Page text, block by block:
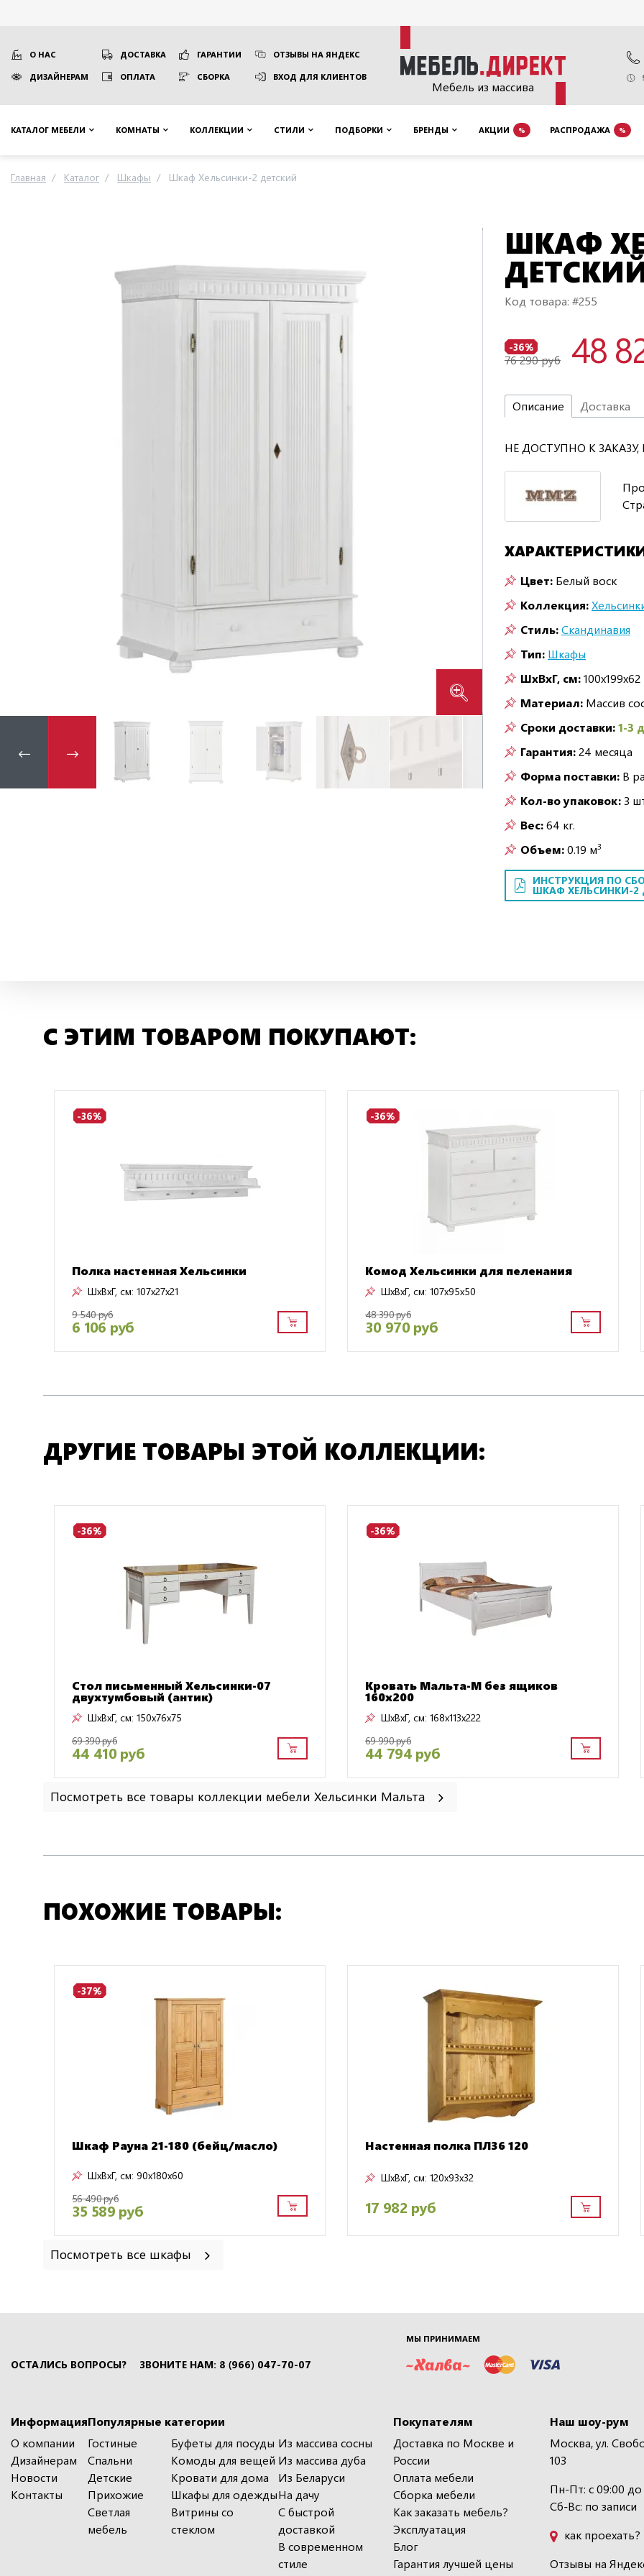
Мебель из массива
О НАС ДОСТАВКА ГАРАНТИИ ОТЗЫВЫ НА ЯНДЕКС
ДИЗАЙНЕРАМ ОПЛАТА СБОРКА ВХОД ДЛЯ КЛИЕНТОВ
КАТАЛОГ МЕБЕЛИ КОМНАТЫ КОЛЛЕКЦИИ СТИЛИ ПОДБОРКИ БРЕНДЫ АКЦИИ % РАСПРОДАЖА %
Главная Каталог Шкафы Шкаф Хельсинки-2 детский
ШКАФ
Код товара: #255
-36%
76 290 руб 48
Описание Доставка
НЕ ДОСТУПНО К
Цвет: Белый воск
Коллекция:
Стиль:Скандинавия
Тип: Шкафы
ШxВxГ, см:100x199x62
Материал: Массив
Сроки доставки:1-3
Гарантия:24 месяца
Форма поставки: В
Кол-во упаковок:3
Вес:64 кг.
Объем:0.19 м3
ИНСТРУКЦИЯ ПО
ШКАФ ХЕЛЬСИНКИ-2
С ЭТИМ ТОВАРОМ ПОКУПАЮТ:
-36%
Полка настенная Хельсинки
ШxВxГ, см: 107x27x21
9 540 руб
6 106 руб
-36%
Комод Хельсинки для пеленания
ШxВxГ, см: 107x95x50
48 390 руб
30 970 руб
ДРУГИЕ ТОВАРЫ ЭТОЙ КОЛЛЕКЦИИ:
-36%
Стол письменный Хельсинки-07
двухтумбовый (антик)
ШxВxГ, см: 150x76x75
69 390 руб
44 410 руб
-36%
Кровать Мальта-М без ящиков
160х200
ШxВxГ, см: 168x113x222
69 990 руб
44 794 руб
Посмотреть все товары коллекции мебели Хельсинки Мальта
ПОХОЖИЕ ТОВАРЫ:
-37%
Шкаф Рауна 21-180 (бейц/масло)
ШxВxГ, см: 90x180x60
56 490 руб
35 589 руб
Настенная полка ПЛ36 120
ШxВxГ, см: 120x93x32
17 982 руб
Посмотреть все шкафы
ОСТАЛИСЬ ВОПРОСЫ? ЗВОНИТЕ НАМ: 8 (966) 047-70-07
МЫ ПРИНИМАЕМ
Информация
О компании
Дизайнерам
Новости
Контакты
Популярные категории
Гостиные
Спальни
Детские
Прихожие
Светлая
мебель
Буфеты для посуды
Комоды для вещей
Кровати для дома
Шкафы для одежды
Витрины со
стеклом
Из массива сосны
Из массива дуба
Из Беларуси
На дачу
С быстрой
доставкой
В современном
стиле
Покупателям
Доставка по Москве и
России
Оплата мебели
Сборка мебели
Как заказать мебель?
Эксплуатация
Блог
Гарантия лучшей цены
Наш шоу-рум
Москва, ул.
103
Пн-Пт: с 09:00 до
Сб-Вс: по записи
как проехать?
Отзывы на